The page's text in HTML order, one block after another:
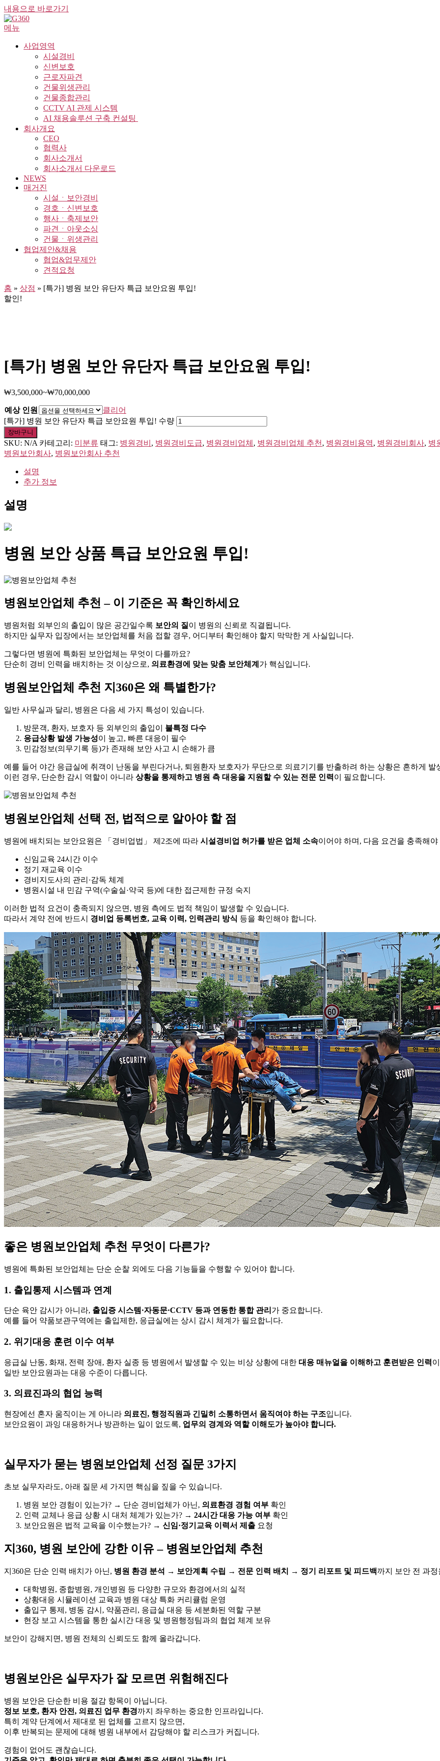
내용으로 바로가기
메뉴
사업영역
시설경비
신변보호
근로자파견
건물위생관리
건물종합관리
CCTV AI 관제 시스템
AI 채용솔루션 구축 컨설팅 ​
회사개요
CEO
협력사
회사소개서
회사소개서 다운로드
NEWS
매거진
시설ㆍ보안경비
경호ㆍ신변보호
행사ㆍ축제보안
파견ㆍ아웃소싱
건물ㆍ위생관리
협업제안&채용
협업&업무제안
견적요청
홈 » 상점 » [특가] 병원 보안 유단자 특급 보안요원 투입!
할인!
[특가] 병원 보안 유단자 특급 보안요원 투입!
₩3,500,000~₩70,000,000
예상 인원
클리어
[특가] 병원 보안 유단자 특급 보안요원 투입! 수량
장바구니
SKU: N/A 카테고리: 미분류 태그: 병원경비 , 병원경비도급, 병원경비업체 , 병원경비업체 추천 , 병원경비용역, 병원경비회사, 병
병원보안회사, 병원보안회사 추천
설명
추가 정보
설명
병원 보안 상품 특급 보안요원 투입!
병원보안업체 추천 – 이 기준은 꼭 확인하세요
병원처럼 외부인의 출입이 많은 공간일수록 보안의 질 이 병원의 신뢰로 직결됩니다.
하지만 실무자 입장에서는 보안업체를 처음 접할 경우, 어디부터 확인해야 할지 막막한 게 사실입니다.
그렇다면 병원에 특화된 보안업체는 무엇이 다를까요?
단순히 경비 인력을 배치하는 것 이상으로, 의료환경에 맞는 맞춤 보안체계 가 핵심입니다.
병원보안업체 추천 지360은 왜 특별한가?
일반 사무실과 달리, 병원은 다음 세 가지 특성이 있습니다.
방문객, 환자, 보호자 등 외부인의 출입이 불특정 다수
응급상황 발생 가능성이 높고, 빠른 대응이 필수
민감정보(의무기록 등)가 존재해 보안 사고 시 손해가 큼
예를 들어 야간 응급실에 취객이 난동을 부린다거나, 퇴원환자 보호자가 무단으로 의료기기를 반출하려 하는 상황은 흔하게 발
이런 경우, 단순한 감시 역할이 아니라 상황을 통제하고 병원 측 대응을 지원할 수 있는 전문 인력이 필요합니다.
병원보안업체 선택 전, 법적으로 알아야 할 점
병원에 배치되는 보안요원은 「경비업법」 제2조에 따라 시설경비업 허가를 받은 업체 소속이어야 하며, 다음 요건을 충족해야
신임교육 24시간 이수
정기 재교육 이수
경비지도사의 관리·감독 체계
병원시설 내 민감 구역(수술실·약국 등)에 대한 접근제한 규정 숙지
이러한 법적 요건이 충족되지 않으면, 병원 측에도 법적 책임이 발생할 수 있습니다.
따라서 계약 전에 반드시 경비업 등록번호, 교육 이력, 인력관리 방식 등을 확인해야 합니다.
좋은 병원보안업체 추천 무엇이 다른가?
병원에 특화된 보안업체는 단순 순찰 외에도 다음 기능들을 수행할 수 있어야 합니다.
1. 출입통제 시스템과 연계
단순 육안 감시가 아니라, 출입증 시스템·자동문·CCTV 등과 연동한 통합 관리 가 중요합니다.
예를 들어 약품보관구역에는 출입제한, 응급실에는 상시 감시 체계가 필요합니다.
2. 위기대응 훈련 이수 여부
응급실 난동, 화재, 전력 장애, 환자 실종 등 병원에서 발생할 수 있는 비상 상황에 대한 대응 매뉴얼을 이해하고 훈련받은 인력
일반 보안요원과는 대응 수준이 다릅니다.
3. 의료진과의 협업 능력
현장에선 혼자 움직이는 게 아니라 의료진, 행정직원과 긴밀히 소통하면서 움직여야 하는 구조입니다.
보안요원이 과잉 대응하거나 방관하는 일이 없도록, 업무의 경계와 역할 이해도가 높아야 합니다.
실무자가 묻는 병원보안업체 선정 질문 3가지
초보 실무자라도, 아래 질문 세 가지면 핵심을 짚을 수 있습니다.
병원 보안 경험이 있는가? → 단순 경비업체가 아닌, 의료환경 경험 여부 확인
인력 교체나 응급 상황 시 대처 체계가 있는가? → 24시간 대응 가능 여부 확인
보안요원은 법적 교육을 이수했는가? → 신임·정기교육 이력서 제출 요청
지360, 병원 보안에 강한 이유 – 병원보안업체 추천
지360은 단순 인력 배치가 아닌, 병원 환경 분석 → 보안계획 수립 → 전문 인력 배치 → 정기 리포트 및 피드백까지 보안 전 과
대학병원, 종합병원, 개인병원 등 다양한 규모와 환경에서의 실적
상황대응 시뮬레이션 교육과 병원 대상 특화 커리큘럼 운영
출입구 통제, 병동 감시, 약품관리, 응급실 대응 등 세분화된 역할 구분
현장 보고 시스템을 통한 실시간 대응 및 병원행정팀과의 협업 체계 보유
보안이 강해지면, 병원 전체의 신뢰도도 함께 올라갑니다.
병원보안은 실무자가 잘 모르면 위험해진다
병원 보안은 단순한 비용 절감 항목이 아닙니다.
정보 보호, 환자 안전, 의료진 업무 환경까지 좌우하는 중요한 인프라입니다.
특히 계약 단계에서 제대로 된 업체를 고르지 않으면,
이후 반복되는 문제에 대해 병원 내부에서 감당해야 할 리스크가 커집니다.
경험이 없어도 괜찮습니다.